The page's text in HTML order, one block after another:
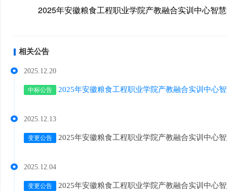
2025年安徽粮食工程职业学院产教融合实训中心智
相关公告
2025.12.20
中标公告 2025年安徽粮食工程职业学院产教融合实训中心
2025.12.13
变更公告 2025年安徽粮食工程职业学院产教融合实训中心
2025.12.04
变更公告 2025年安徽粮食工程职业学院产教融合实训中心